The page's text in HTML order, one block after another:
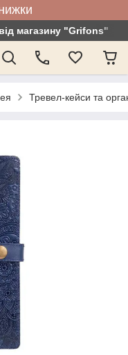
магазину "Grifons"
Тревел-кейси та